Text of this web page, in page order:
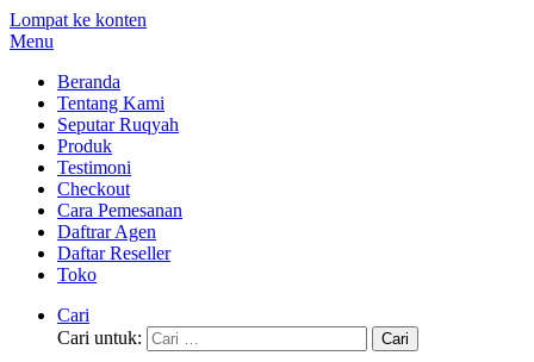
Lompat ke konten
Menu
Beranda
Tentang Kami
Seputar Ruqyah
Produk
Testimoni
Checkout
Cara Pemesanan
Daftrar Agen
Daftar Reseller
Toko
Cari
Cari untuk: